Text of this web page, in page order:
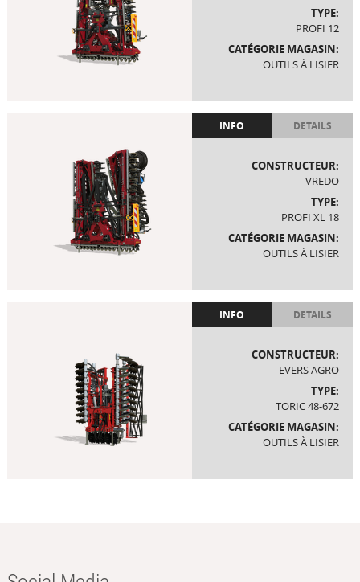
TYPE:
PROFI 12
CATÉGORIE MAGASIN:
OUTILS À LISIER
INFO DETAILS
CONSTRUCTEUR:
VREDO
TYPE:
PROFI XL 18
CATÉGORIE MAGASIN:
OUTILS À LISIER
INFO DETAILS
CONSTRUCTEUR:
EVERS AGRO
TYPE:
TORIC 48-672
CATÉGORIE MAGASIN:
OUTILS À LISIER